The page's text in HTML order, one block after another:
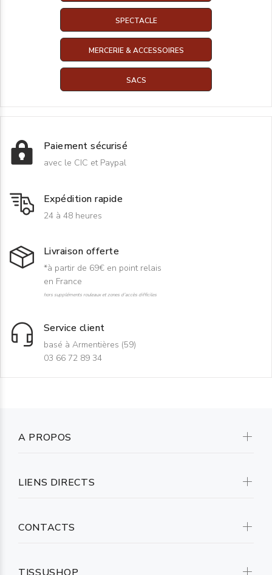
SPECTACLE
MERCERIE & ACCESSOIRES
SACS
Paiement sécurisé
avec le CIC et Paypal
Expédition rapide
24 à 48 heures
Livraison offerte
*à partir de 69€ en point relais
en France
hors suppléments rouleaux et zones d'accès difficiles
Service client
basé à Armentières (59)
03 66 72 89 34
A PROPOS
LIENS DIRECTS
CONTACTS